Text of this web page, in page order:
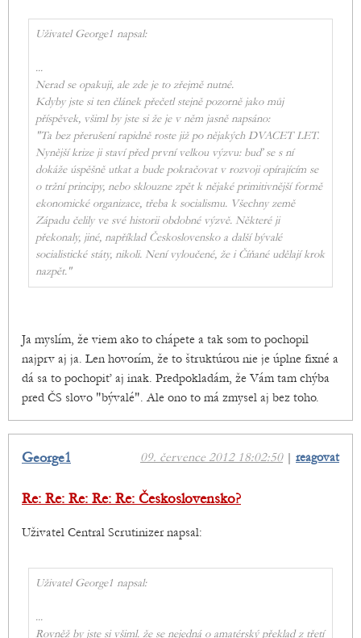
Uživatel George1 napsal:
...
Nerad se opakuji, ale zde je to zřejmě nutné.
Kdyby jste si ten článek přečetl stejně pozorně jako můj
příspěvek, všiml by jste si že je v něm jasně napsáno:
"Ta bez přerušení rapidně roste již po nějakých DVACET LET.
Nynější krize ji staví před první velkou výzvu: buď se s ní
dokáže úspěšně utkat a bude pokračovat v rozvoji opírajícím se
o tržní principy, nebo sklouzne zpět k nějaké primitivnější formě
ekonomické organizace, třeba k socialismu. Všechny země
Západu čelily ve své historii obdobné výzvě. Některé ji
překonaly, jiné, například Československo a další bývalé
socialistické státy, nikoli. Není vyloučené, že i Číňané udělají krok
nazpět."
Ja myslím, že viem ako to chápete a tak som to pochopil
najprv aj ja. Len hovorím, že to štruktúrou nie je úplne fixné a
dá sa to pochopiť aj inak. Predpokladám, že Vám tam chýba
pred ČS slovo "bývalé". Ale ono to má zmysel aj bez toho.
09. července 2012 18:02:50| reagovat
George1
Re: Re: Re: Re: Re: Československo?
Uživatel Central Scrutinizer napsal:
Uživatel George1 napsal:
...
Rovněž by jste si všiml. že se nejedná o amatérský překlad z třetí